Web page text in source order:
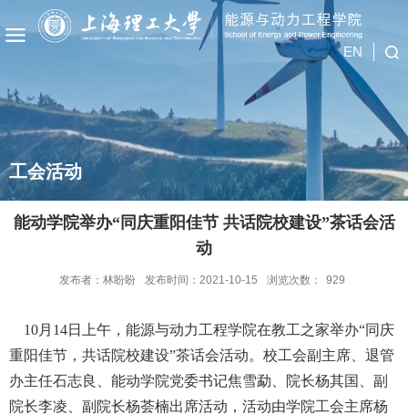
EN
工会活动
能动学院举办“同庆重阳佳节 共话院校建设”茶话会活
动
发布者：林盼盼 发布时间：2021-10-15 浏览次数： 929
10月 14日上午，能源与动力工程学院在教工之家举办“同庆
重阳佳节，共话院校建设”茶话会活动。校工会副主席、退管
办主任石志良、能动学院党委书记焦雪勐、院长杨其国、副
院长李凌、副院长杨荟楠出席活动，活动由学院工会主席杨